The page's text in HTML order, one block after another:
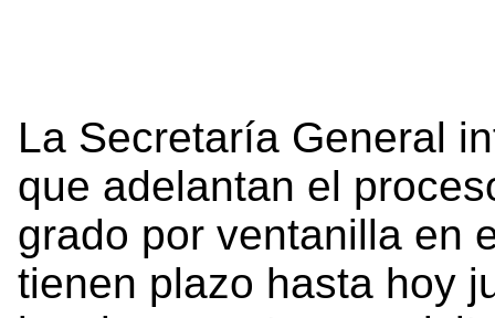
La Secretaría General
que adelantan el
grado por ventanilla en
tienen plazo hasta hoy